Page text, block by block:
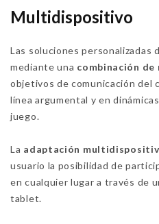
Multidispositivo
Las soluciones personalizadas
mediante una combinación de
objetivos de comunicación del
línea argumental y en
juego.
La adaptación
usuario la posibilidad de
en cualquier lugar a través de
tablet.